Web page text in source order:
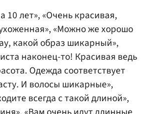
10 лет», «Очень красивая,
«Можно же хорошо
какой образ шикарный»,
наконец-то! Красивая ведь
Одежда соответствует
И волосы шикарные»,
всегда с такой длиной»,